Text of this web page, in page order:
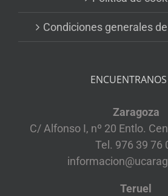
Condiciones generales
Zaragoza
C/ Alfonso I, nº 20 Entlo.
Tel. 976 39 76
Teruel